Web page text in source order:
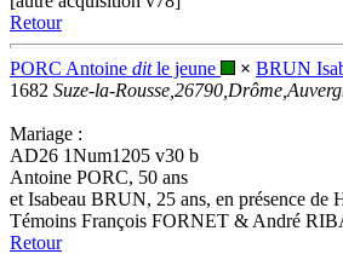
Retour
PORC Antoine ditle jeune × BRUN
1682 Suze-la-
Mariage :
AD26 1Num1205 v30 b
Antoine PORC, 50 ans
et Isabeau BRUN, 25 ans, en présence de
Témoins François FORNET & André
Retour